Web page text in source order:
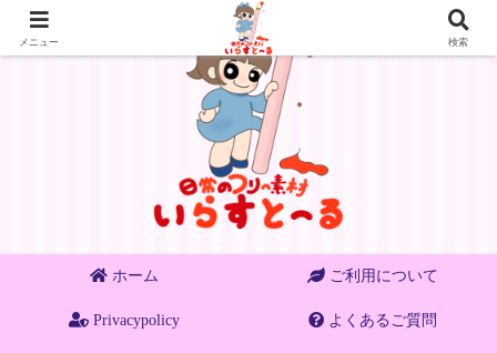
ホーム ご利用について
Privacypolicy よくあるご質問
メニュー 検索